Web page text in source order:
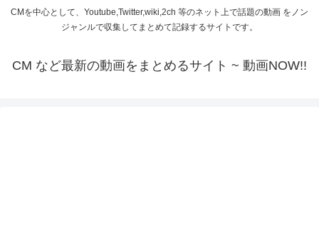
CMを中心として、Youtube,Twitter,wiki,2ch 等のネット上で話題の動画 をノン
ジャンルで収集してまとめて記録するサイトです。
CM など最新の動画をまとめるサイト ~ 動画NOW!!